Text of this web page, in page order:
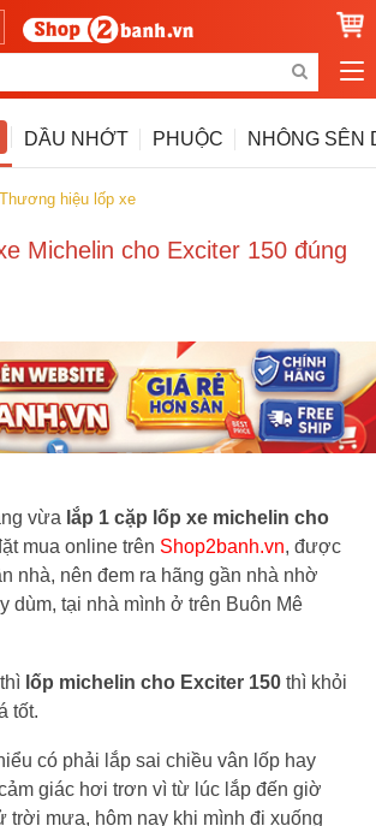
DẦU NHỚT PHUỘC NHÔNG SÊN
Thương hiệu lốp xe
Michelin cho Exciter 150 đúng
vừa lắp 1 cặp lốp xe michelin cho
mua online trên Shop2banh.vn, được
nhà, nên đem ra hãng gần nhà nhờ
dùm, tại nhà mình ở trên Buôn Mê
lốp michelin cho Exciter 150 thì khỏi
tốt.
có phải lắp sai chiều vân lốp hay
giác hơi trơn vì từ lúc lắp đến giờ
trời mưa, hôm nay khi mình đi xuống